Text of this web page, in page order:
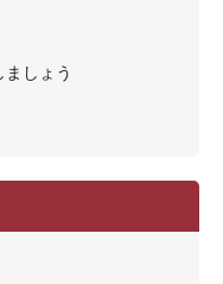
しょう